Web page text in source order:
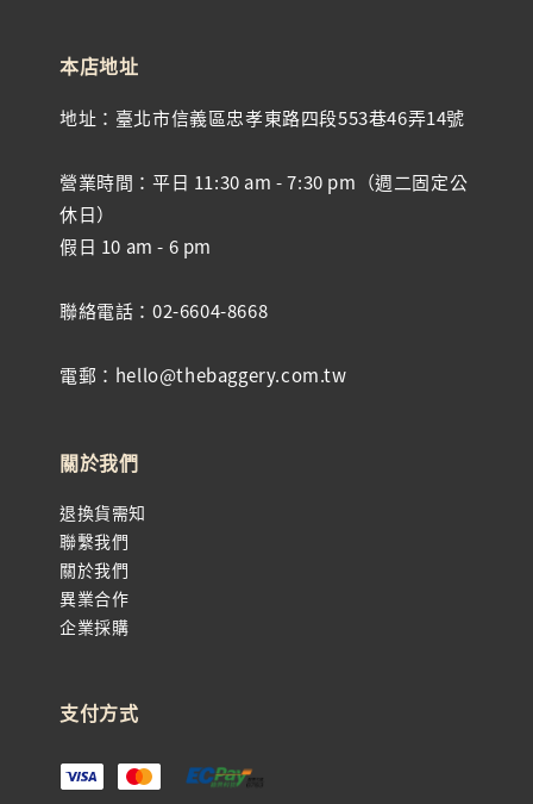
本店地址
地址：臺北市信義區忠孝東路四段553巷46弄14號
營業時間：平日 11:30 am - 7:30 pm（週二固定公
休日）
假日 10 am - 6 pm
聯絡電話：02-6604-8668
電郵：hello@thebaggery.com.tw
關於我們
退換貨需知
聯繫我們
關於我們
異業合作
企業採購
支付方式